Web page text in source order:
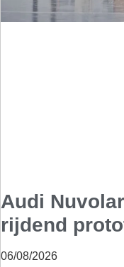
Audi
rijdend
06/08/2026